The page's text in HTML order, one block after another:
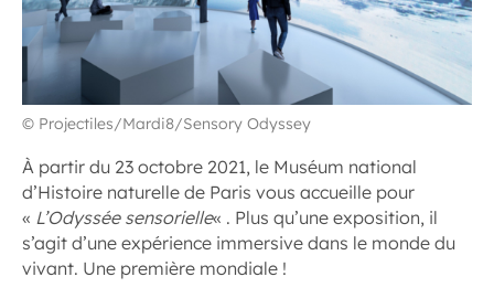
© Projectiles/Mardi8/Sensory Odyssey
À partir du 23 octobre 2021, le Muséum national
d’Histoire naturelle de Paris vous accueille pour
« L’Odyssée sensorielle« . Plus qu’une exposition, il
s’agit d’une expérience immersive dans le monde du
vivant. Une première mondiale !